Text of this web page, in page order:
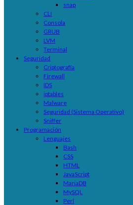
snap
CLI
Consola
GRUB
LVM
Terminal
Seguridad
Criptografía
Firewall
IDS
iptables
Malware
Seguridad (Sistema Operativo)
Sniffer
Programación
Lenguajes
Bash
CSS
HTML
JavaScript
MariaDB
MySQL
Perl